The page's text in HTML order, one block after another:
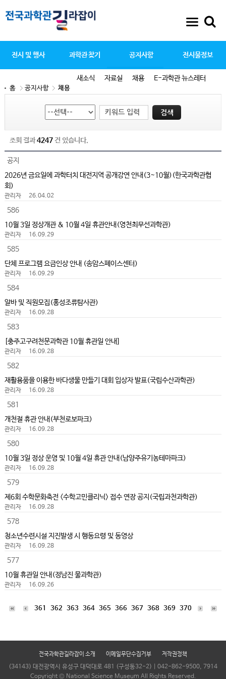
전시 및 행사 과학관 찾기 공지사항
새소식 자료실 채용 E-과학관 뉴스레터
전시물정보
홈 공지사항 채용
조회 결과4247건 있습니다.
공지
2026년 금요일에 과학터치 대전지역 공개강연 안내(3~10월)(한국과학관협
회)
관리자 26.04.02
586
10월 3일 정상개관 & 10월 4일 휴관안내(영천최무선과학관)
관리자 16.09.29
585
단체 프로그램 요금인상 안내 (송암스페이스센터)
관리자 16.09.29
584
알바 및 직원모집(홍성조류탐사관)
관리자 16.09.28
583
[충주고구려천문과학관 10월 휴관일 안내]
관리자 16.09.28
582
재활용품을 이용한 바다생물 만들기 대회 입상자 발표(국립수산과학관)
관리자 16.09.28
581
개천절 휴관 안내(부천로보파크)
관리자 16.09.28
580
10월 3일 정상 운영 및 10월 4일 휴관 안내(남양주유기농테마파크)
관리자 16.09.28
579
제6회 수학문화축전 <수학고민클리닉> 접수 연장 공지(국립과천과학관)
관리자 16.09.28
578
청소년수련시설 지진발생 시 행동요령 및 동영상
관리자 16.09.28
577
10월 휴관일 안내(정남진 물과학관)
관리자 16.09.26
361 362 363 364 365 366 367 368 369 370
전국과학관길라잡이 소개 이메일무단수집거부 저작권정책
(34143) 대전광역시 유성구 대덕대로 481 (구성동32-2) | 042-862-9500, 7914
Copyright © National Science Museum All Rights Reserved.